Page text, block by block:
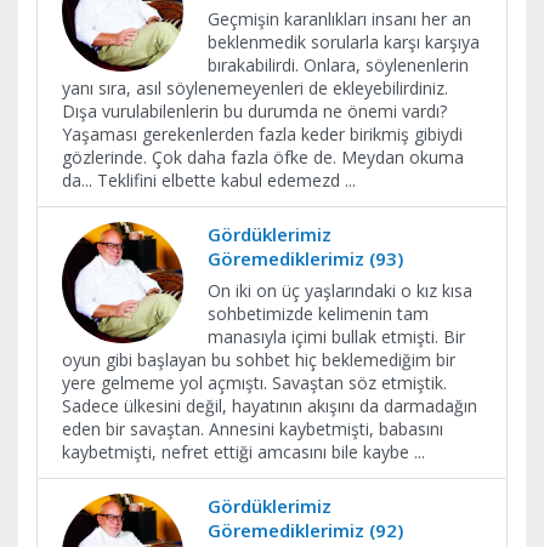
Geçmişin karanlıkları insanı her an
beklenmedik sorularla karşı karşıya
bırakabilirdi. Onlara, söylenenlerin
yanı sıra, asıl söylenemeyenleri de ekleyebilirdiniz.
Dışa vurulabilenlerin bu durumda ne önemi vardı?
Yaşaması gerekenlerden fazla keder birikmiş gibiydi
gözlerinde. Çok daha fazla öfke de. Meydan okuma
da... Teklifini elbette kabul edemezd ...
Gördüklerimiz
Göremediklerimiz (93)
On iki on üç yaşlarındaki o kız kısa
sohbetimizde kelimenin tam
manasıyla içimi bullak etmişti. Bir
oyun gibi başlayan bu sohbet hiç beklemediğim bir
yere gelmeme yol açmıştı. Savaştan söz etmiştik.
Sadece ülkesini değil, hayatının akışını da darmadağın
eden bir savaştan. Annesini kaybetmişti, babasını
kaybetmişti, nefret ettiği amcasını bile kaybe ...
Gördüklerimiz
Göremediklerimiz (92)